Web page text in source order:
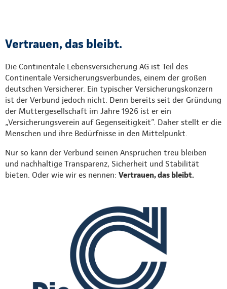
Vertrauen, das bleibt.
Die Continentale Lebensversicherung AG ist Teil des
Continentale Versicherungsverbundes, einem der großen
deutschen Versicherer. Ein typischer Versicherungskonzern
ist der Verbund jedoch nicht. Denn bereits seit der Gründung
der Muttergesellschaft im Jahre 1926 ist er ein
„Versicherungsverein auf Gegenseitigkeit”. Daher stellt er die
Menschen und ihre Bedürfnisse in den Mittelpunkt.
Nur so kann der Verbund seinen Ansprüchen treu bleiben
und nachhaltige Transparenz, Sicherheit und Stabilität
bieten. Oder wie wir es nennen: Vertrauen, das bleibt.